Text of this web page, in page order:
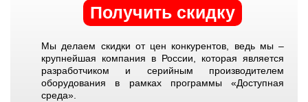
Получить скидку
Мы делаем скидки от цен конкурентов, ведь мы –
крупнейшая компания в России, которая является
разработчиком и серийным производителем
оборудования в рамках программы «Доступная
среда».